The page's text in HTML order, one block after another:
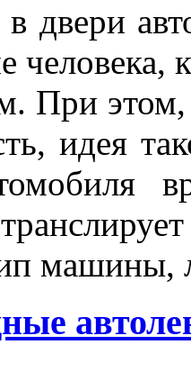
двери
человека,
При этом,
идея
машины,